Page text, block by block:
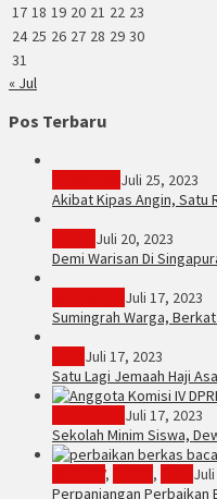
17 18 19 20 21 22 23
24 25 26 27 28 29 30
31
« Jul
Pos Terbaru
Juli 25, 2023
Akibat Kipas Angin, Satu
Juli 20, 2023
Demi Warisan Di
Juli 17, 2023
Sumingrah Warga,
Juli 17, 2023
Satu Lagi Jemaah Haji
Juli 17, 2023
Sekolah Minim Siswa,
, ,
Perpanjangan